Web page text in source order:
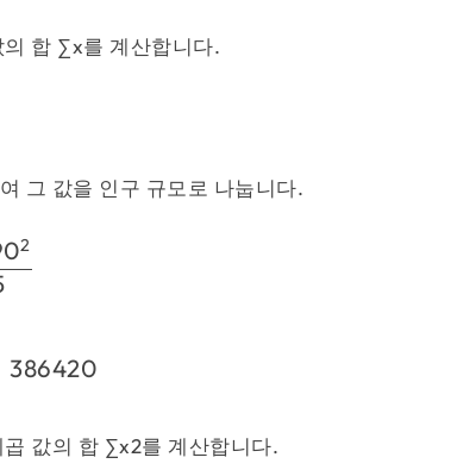
합 ∑x를 계산합니다.
그 값을 인구 규모로 나눕니다.
02
386420
값의 합 ∑x2를 계산합니다.